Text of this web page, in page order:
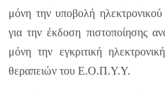
μόνη την υποβολή ηλεκτρονικού
για την έκδοση πιστοποίησης
μόνη την εγκριτική
θεραπειών του Ε.Ο.Π.Υ.Υ.